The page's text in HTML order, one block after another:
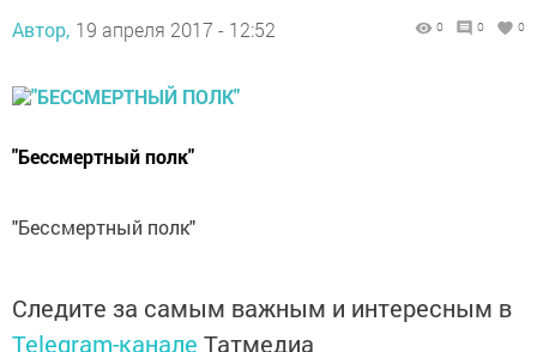
Автор, 19 апреля 2017 - 12:52 0 0 0
"Бессмертный полк"
"Бессмертный полк"
Следите за самым важным и интересным в
Telegram-канале Татмедиа